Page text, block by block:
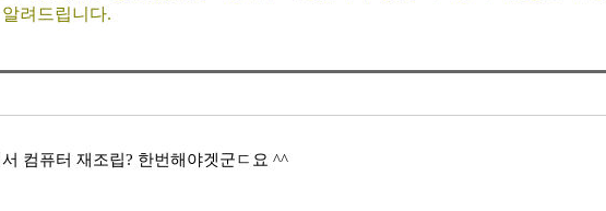
려드립니다.
컴퓨터 재조립? 한번해야겟군ㄷ요 ^^